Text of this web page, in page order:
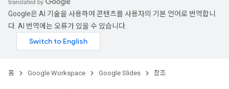
Google은 AI 기술을 사용하여 콘텐츠를 사용자의 기본 언어로 번역합니
다. AI 번역에는 오류가 있을 수 있습니다.
홈 Google Workspace Google Slides 참조